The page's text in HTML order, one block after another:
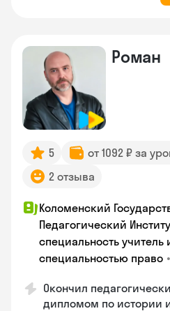
Роман
5 от 1092 ₽ за
2 отзыва
Коломенский
Педагогический
специальность учитель
специальностью право •
Окончил
дипломом по истории